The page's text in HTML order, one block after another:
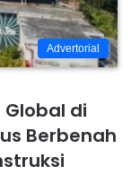
Advertorial
di
Berbenah